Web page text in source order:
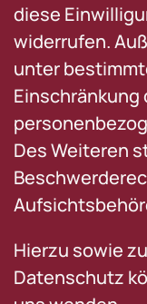
diese
widerrufen.
unter
Einschränkung
Des Weiteren
Hierzu sowie
Datenschutz